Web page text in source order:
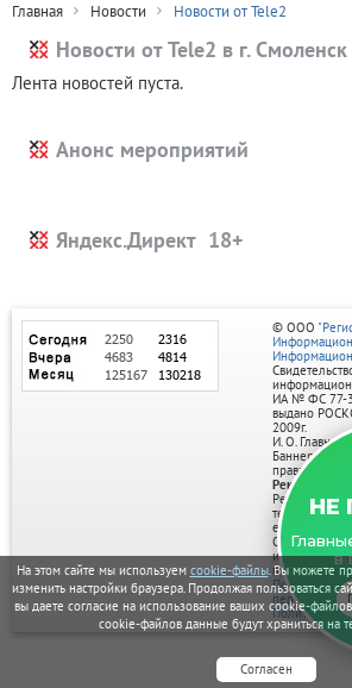
На этом сайте мы используем cookie-файлы. Вы можете
изменить настройки браузера. Продолжая пользоваться
вы даете согласие на использование ваших cookie-
cookie-файлов данные будут храниться на
Согласен
Главная Новости Новости от Tele2
Новости от Tele2 в г. Смоленск
Лента новостей пуста.
Анонс мероприятий
Яндекс.Директ
НЕ
в
© ООО
ИА № ФС
выдано
2009г.
И. О.
Баннеры на
правах
Реклама на
Рекламное
тел. 7-910-
email:
Отдельные
информацию,
Политика в
Политика